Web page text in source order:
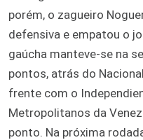
porém, o zagueiro
defensiva e empatou o
gaúcha manteve-se na
pontos, atrás do
frente com o
Metropolitanos da
ponto. Na próxima